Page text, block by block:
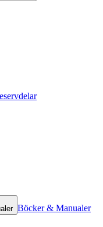
Böcker & Manualer